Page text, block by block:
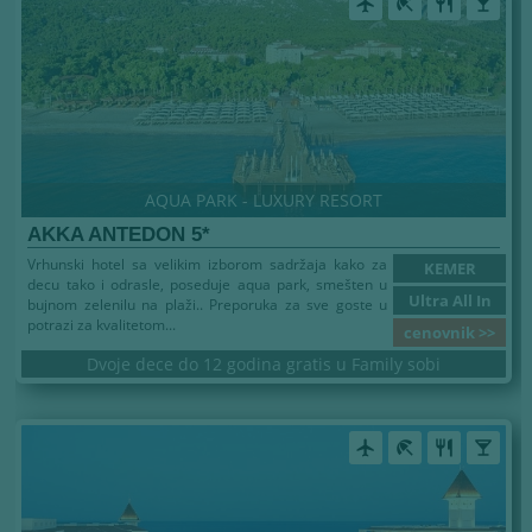
AQUA PARK - LUXURY RESORT
AKKA ANTEDON 5*
KEMER
Ultra All In
cenovnik >>
Vrhunski hotel sa velikim izborom sadržaja kako za
decu tako i odrasle, poseduje aqua park, smešten u
bujnom zelenilu na plaži.. Preporuka za sve goste u
potrazi za kvalitetom...
Dvoje dece do 12 godina gratis u Family sobi
airplanemode_active beach_access restaurant local_bar